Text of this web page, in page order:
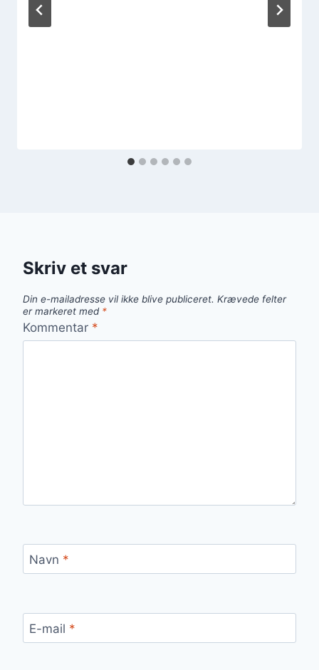
Skriv et svar
Din e-mailadresse vil ikke blive publiceret. Krævede felter
er markeret med *
Kommentar *
Navn *
E-mail *